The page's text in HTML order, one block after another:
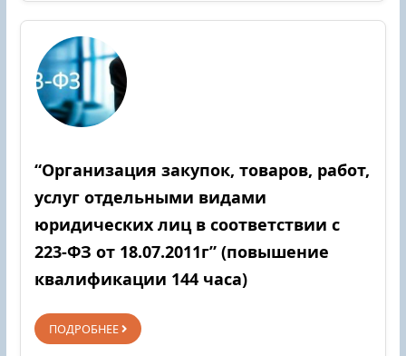
“Организация закупок, товаров, работ,
услуг отдельными видами
юридических лиц в соответствии с
223-ФЗ от 18.07.2011г” (повышение
квалификации 144 часа)
ПОДРОБНЕЕ